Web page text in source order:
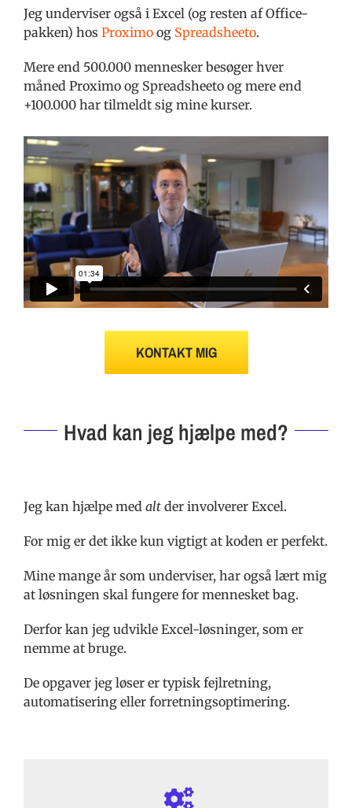
Jeg underviser også i Excel (og resten af Office-
pakken) hos Proximo og Spreadsheeto.
Mere end 500.000 mennesker besøger hver
måned Proximo og Spreadsheeto og mere end
+100.000 har tilmeldt sig mine kurser.
KONTAKT MIG
Hvad kan jeg hjælpe med?
Jeg kan hjælpe med alt der involverer Excel.
For mig er det ikke kun vigtigt at koden er perfekt.
Mine mange år som underviser, har også lært mig
at løsningen skal fungere for mennesket bag.
Derfor kan jeg udvikle Excel-løsninger, som er
nemme at bruge.
De opgaver jeg løser er typisk fejlretning,
automatisering eller forretningsoptimering.